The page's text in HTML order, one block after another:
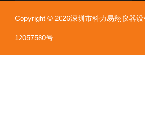
Copyright © 2026深圳市科力易翔仪器
12057580号